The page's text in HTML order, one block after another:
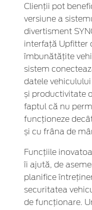
Clienții pot
versiune a
divertisment
interfață Upfitter
îmbunătățite
sistem
datele
și productivitate
faptul că nu
funcționeze
și cu frâna de
Funcțiile
îi ajută, de
planifice
securitatea
de funcționare.